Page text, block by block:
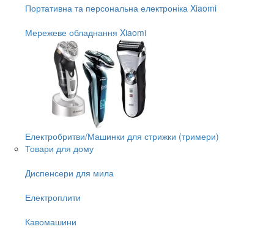
Портативна та персональна електроніка Xiaomi
Мережеве обладнання Xiaomi
Електробритви/Машинки для стрижки (тримери)
Товари для дому
Диспенсери для мила
Електроплити
Кавомашини